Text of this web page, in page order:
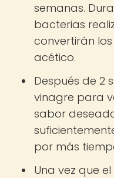
semanas.
bacterias
convertirán
acético.
Después de 2
vinagre para
sabor
por más
Una vez que